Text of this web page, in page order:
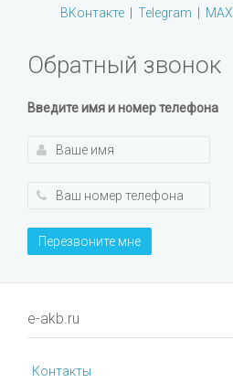
ВКонтакте| Telegram | MAX
Обратный звонок
Введите имя и номер телефона
Перезвоните мне
e-akb.ru
Контакты